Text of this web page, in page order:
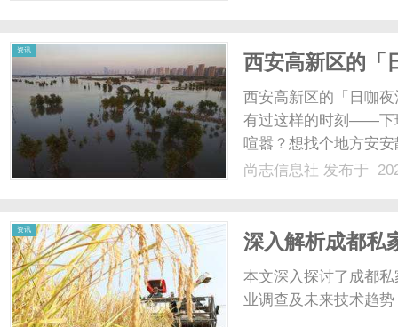
资讯
西安高新区的「
晚容纳温柔
西安高新区的「日咖
有过这样的时刻——下
喧嚣？想找个地方安
面？周末想约三五好
尚志信息社 发布于
资讯
深入解析成都私
本文深入探讨了成都
业调查及未来技术趋